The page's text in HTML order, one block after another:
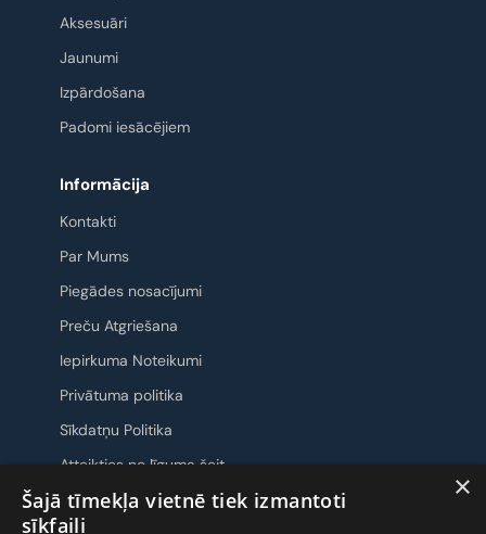
Aksesuāri
Jaunumi
Izpārdošana
Padomi iesācējiem
Informācija
Kontakti
Par Mums
Piegādes nosacījumi
Preču Atgriešana
Iepirkuma Noteikumi
Privātuma politika
Sīkdatņu Politika
Atteikties no līguma šeit
Sazināsimies
×
Šajā tīmekļa vietnē tiek izmantoti
sīkfaili